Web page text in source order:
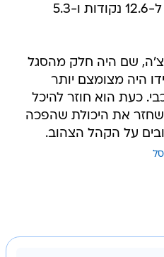
השנייה שדרג את מספריו ל-12.6 נקודות ו-5.3
שם היה חלק מהסגל
היה מצומצם יותר
כעת הוא חוזר להיכל
את היכולת שהפכה
על הקהל הצהוב.